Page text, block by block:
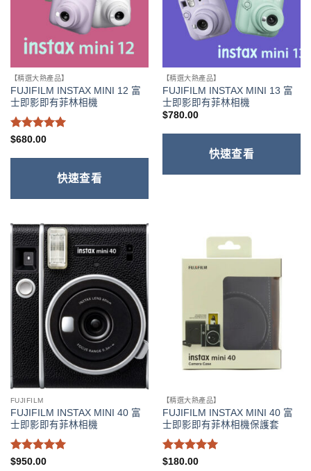
【精選大熱產品】
FUJIFILM INSTAX MINI 12 富
士即影即有菲林相機
評分5滿
$680.00
快速查看
【精選大熱產品】
FUJIFILM INSTAX MINI 13 富
士即影即有菲林相機
$780.00
快速查看
FUJIFILM
FUJIFILM INSTAX MINI 40 富
士即影即有菲林相機
評分5滿
$950.00
【精選大熱產品】
FUJIFILM INSTAX MINI 40 富
士即影即有菲林相機保護套
評分5滿
$180.00